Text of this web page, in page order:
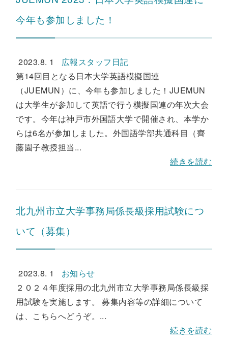
今年も参加しました！
2023.8. 1
広報スタッフ日記
第14回目となる日本大学英語模擬国連
（JUEMUN）に、今年も参加しました！JUEMUN
は大学生が参加して英語で行う模擬国連の年次大会
です。今年は神戸市外国語大学で開催され、本学か
らは6名が参加しました。外国語学部共通科目（齊
藤園子教授担当...
続きを読む
北九州市立大学事務局係長級採用試験につ
いて（募集）
2023.8. 1
お知らせ
２０２４年度採用の北九州市立大学事務局係長級採
用試験を実施します。 募集内容等の詳細について
は、こちらへどうぞ。...
続きを読む